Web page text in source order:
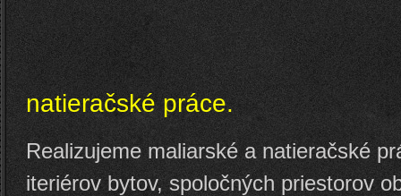
natieračské práce.
Realizujeme maliarské a natieračské
iteriérov bytov, spoločných priestorov